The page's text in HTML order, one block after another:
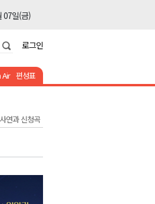
07일(금)
일(금)
07일(금)
07일(금)
일(금)
로그인
Air 편성표
사연과 신청곡